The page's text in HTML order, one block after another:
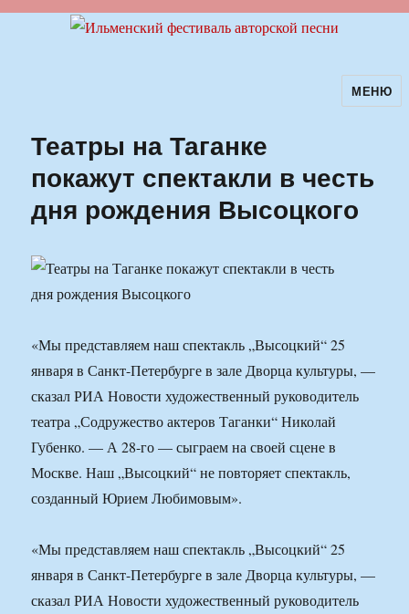
Ильменский фестиваль авторскойМЕНЮ
Театры на Таганке
покажут спектакли в честь
дня рождения Высоцкого
«Мы представляем наш спектакль „Высоцкий“ 25
января в Санкт-Петербурге в зале Дворца культуры, —
сказал РИА Новости художественный руководитель
театра „Содружество актеров Таганки“ Николай
Губенко. — А 28-го — сыграем на своей сцене в
Москве. Наш „Высоцкий“ не повторяет спектакль,
созданный Юрием Любимовым».
«Мы представляем наш спектакль „Высоцкий“ 25
января в Санкт-Петербурге в зале Дворца культуры, —
сказал РИА Новости художественный руководитель